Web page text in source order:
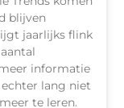
blijven
jaarlijks flink
informatie
lang niet
te leren.